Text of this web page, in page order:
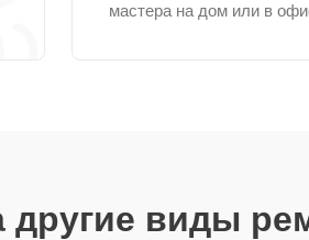
мастера на дом или в
другие виды